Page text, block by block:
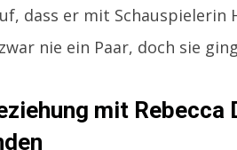
dass er mit Schauspielerin
nie ein Paar, doch sie
mit Rebecca